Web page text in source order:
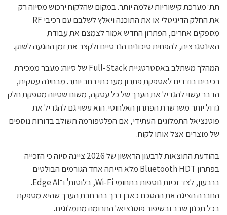
תת־מערכת קישוריות שלמה יותר. במקום שהלקוח ירכוש מסיוה רק
את החלק הדיגיטלי או את התוכנה ויאלץ לשלבם עם רכיבי RF
מספקים אחרים, הפתרון החדש אמור לצמצם את עבודת
האינטגרציה, להפחית סיכונים הנדסיים ולקצר את זמן ההגעה לשוק.
המהלך משתלב באסטרטגיית Full-Stack של סיוה: מעבר ממכירת
רכיבים בודדים לאספקת פתרון מערכתי רחב יותר. מבחינה עסקית,
הדבר עשוי להגדיל את הערך של כל עסקה, משום שסיוה מספקת חלק
גדול יותר משרשרת הפתרון האלחוטי. הוא עשוי גם להגדיל את
פוטנציאל התמלוגים העתידי, אם הפלטפורמה תשולב בדורות נוספים
של מוצרים אצל אותו לקוח.
בהודעת התוצאות לרבעון הראשון של 2026 ציינה סיוה כי הזכייה
בפתרון Bluetooth HDT מלא הייתה אחד הגורמים הבולטים
ברבעון, לצד זכיות נוספות בתחומי Wi-Fi, בלוטות' ו־Edge AI.
החברה הציגה את ההסכם כאבן דרך בהרחבת הערך שהיא מספקת
בכל תכנון שבב ובשיפור פוטנציאל התרומה מתמלוגים.